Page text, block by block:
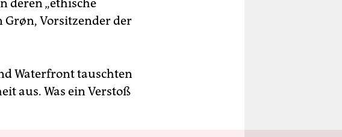
deren „ethische
Grøn, Vorsitzender der
Waterfront tauschten
aus. Was ein Verstoß